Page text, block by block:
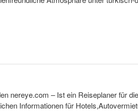
nereye.com – Ist ein Reiseplaner für
Informationen für